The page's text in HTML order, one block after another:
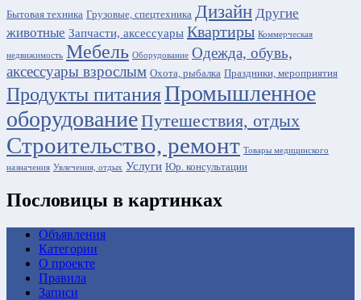
Бытовая техника Грузовые, спецтехника Дизайн Другие
животные Запчасти, аксессуары Квартиры Коммерческая
недвижимость Мебель Оборудование Одежда, обувь,
аксессуары взрослым Охота, рыбалка Праздники, мероприятия
Продукты питанияПромышленное
оборудованиеПутешествия, отдых
Строительство, ремонт Товары медицинского
назначения Увлечения, отдых Услуги Юр. консультации
Пословицы в картинках
Объявления
Категории
О проекте
Правила
Записи